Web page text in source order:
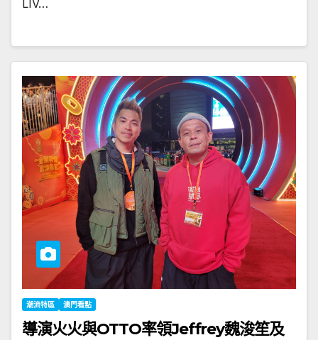
LIV…
潮流特區 澳門看點
導演火火與OTTO率領Jeffrey魏浚笙及